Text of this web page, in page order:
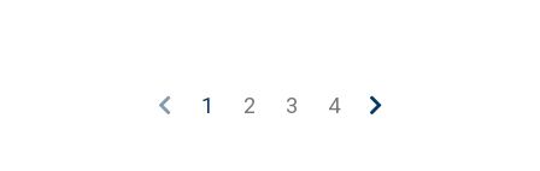
1 2 3 4